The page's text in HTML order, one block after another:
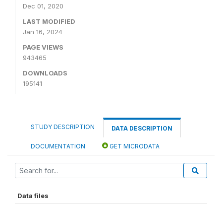
Dec 01, 2020
LAST MODIFIED
Jan 16, 2024
PAGE VIEWS
943465
DOWNLOADS
195141
STUDY DESCRIPTION DATA DESCRIPTION
DOCUMENTATION GET MICRODATA
Data files